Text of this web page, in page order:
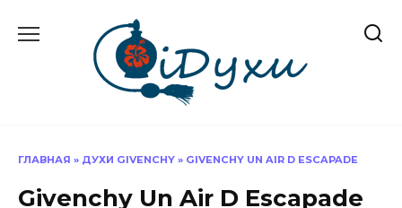
содержанию
ГЛАВНАЯ » ДУХИ GIVENCHY » GIVENCHY UN AIR D ESCAPADE
Givenchy Un Air D Escapade